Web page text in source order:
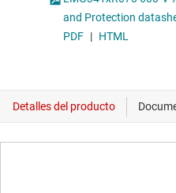
and Protection
PDF | HTML